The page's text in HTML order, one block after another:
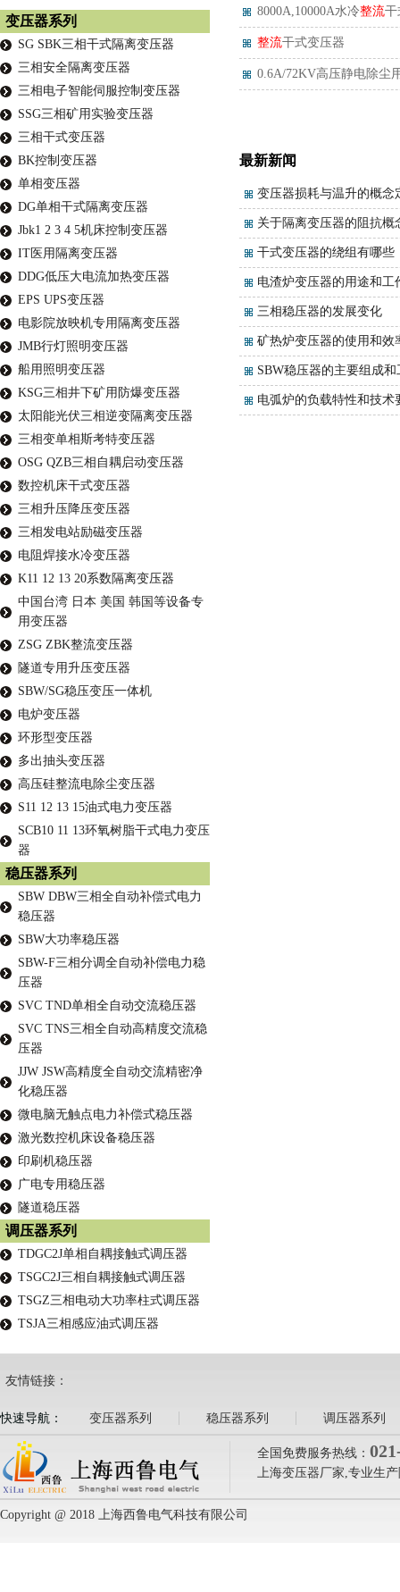
8000A,10000A水冷整流干
整流干式变压器
0.6A/72KV高压静电除尘
最新新闻
变压器损耗与温升的概念
关于隔离变压器的阻抗概
干式变压器的绕组有哪些
电渣炉变压器的用途和工
三相稳压器的发展变化
矿热炉变压器的使用和效
SBW稳压器的主要组成
电弧炉的负载特性和技术
变压器系列
SG SBK三相干式隔离变压器
三相安全隔离变压器
三相电子智能伺服控制变压器
SSG三相矿用实验变压器
三相干式变压器
BK控制变压器
单相变压器
DG单相干式隔离变压器
Jbk1 2 3 4 5机床控制变压器
IT医用隔离变压器
DDG低压大电流加热变压器
EPS UPS变压器
电影院放映机专用隔离变压器
JMB行灯照明变压器
船用照明变压器
KSG三相井下矿用防爆变压器
太阳能光伏三相逆变隔离变压器
三相变单相斯考特变压器
OSG QZB三相自耦启动变压器
数控机床干式变压器
三相升压降压变压器
三相发电站励磁变压器
电阻焊接水冷变压器
K11 12 13 20系数隔离变压器
中国台湾 日本 美国 韩国等设备专
用变压器
ZSG ZBK整流变压器
隧道专用升压变压器
SBW/SG稳压变压一体机
电炉变压器
环形型变压器
多出抽头变压器
高压硅整流电除尘变压器
S11 12 13 15油式电力变压器
SCB10 11 13环氧树脂干式电力变压
器
稳压器系列
SBW DBW三相全自动补偿式电力
稳压器
SBW大功率稳压器
SBW-F三相分调全自动补偿电力稳
压器
SVC TND单相全自动交流稳压器
SVC TNS三相全自动高精度交流稳
压器
JJW JSW高精度全自动交流精密净
化稳压器
微电脑无触点电力补偿式稳压器
激光数控机床设备稳压器
印刷机稳压器
广电专用稳压器
隧道稳压器
调压器系列
TDGC2J单相自耦接触式调压器
TSGC2J三相自耦接触式调压器
TSGZ三相电动大功率柱式调压器
TSJA三相感应油式调压器
友情链接：
快速导航： 变压器系列 稳压器系列 调压器系列
全国免费服务热线：
上海变压器厂家,专业生
Copyright @ 2018 上海西鲁电气科技有限公司